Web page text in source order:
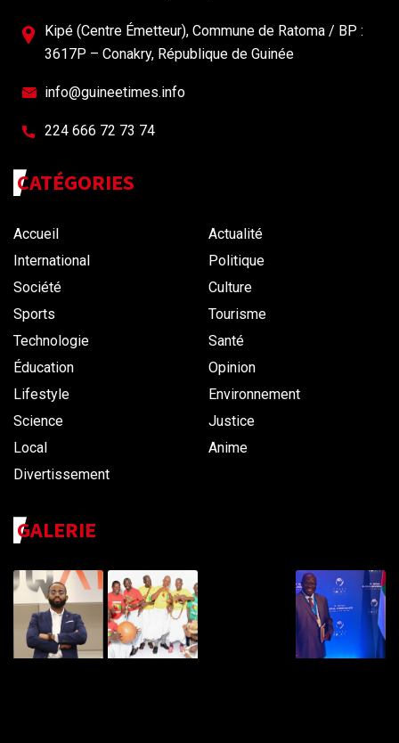
Kipé (Centre Émetteur), Commune de Ratoma / BP :
3617P – Conakry, République de Guinée
info@guineetimes.info
224 666 72 73 74
CATÉGORIES
Accueil
Actualité
International
Politique
Société
Culture
Sports
Tourisme
Technologie
Santé
Éducation
Opinion
Lifestyle
Environnement
Science
Justice
Local
Anime
Divertissement
GALERIE